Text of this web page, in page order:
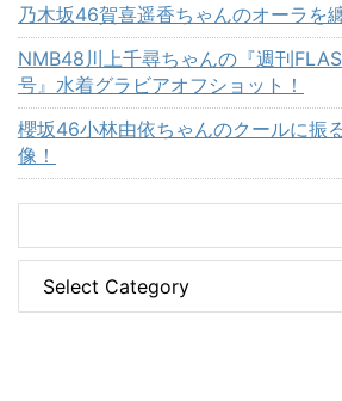
乃木坂46賀喜遥香ちゃんのオーラを
NMB48川上千尋ちゃんの『週刊
号』水着グラビアオフショット！
櫻坂46小林由依ちゃんのクールに振
像！